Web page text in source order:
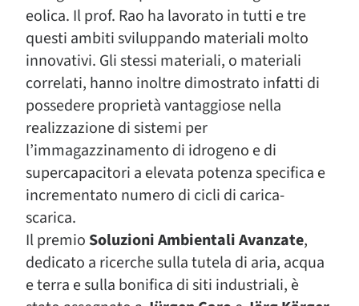
eolica. Il prof. Rao ha lavorato in tutti e tre
questi ambiti sviluppando materiali molto
innovativi. Gli stessi materiali, o materiali
correlati, hanno inoltre dimostrato infatti di
possedere proprietà vantaggiose nella
realizzazione di sistemi per
l’immagazzinamento di idrogeno e di
supercapacitori a elevata potenza specifica e
incrementato numero di cicli di carica-
scarica.
Il premio Soluzioni Ambientali Avanzate,
dedicato a ricerche sulla tutela di aria, acqua
e terra e sulla bonifica di siti industriali, è